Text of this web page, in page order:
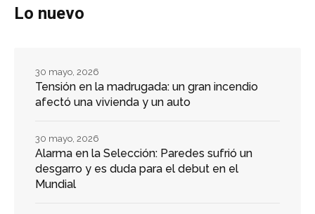
Lo nuevo
Tensión en la madrugada: un gran incendio
afectó una vivienda y un auto
30 mayo, 2026
Alarma en la Selección: Paredes sufrió un
desgarro y es duda para el debut en el
Mundial
30 mayo, 2026